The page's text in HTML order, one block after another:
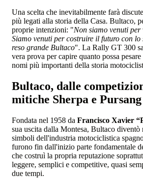
Una scelta che inevitabilmente farà
più legati alla storia della Casa. Bultaco,
proprie intenzioni: "Non siamo venuti per
Siamo venuti per costruire il futuro con lo
reso grande Bultaco". La Rally GT 300
vera prova per capire quanto possa
nomi più importanti della storia
Bultaco, dalle
mitiche Sherpa e Pursang
Fondata nel 1958 da Francisco Xavier
sua uscita dalla Montesa, Bultaco diventò
simboli dell'industria motociclistica
furono fin dall'inizio parte fondamentale
che costruì la propria reputazione
leggere, semplici e competitive, quasi
due tempi.